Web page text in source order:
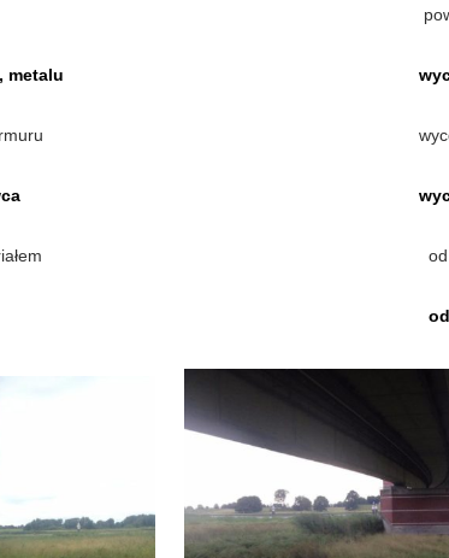
metalu